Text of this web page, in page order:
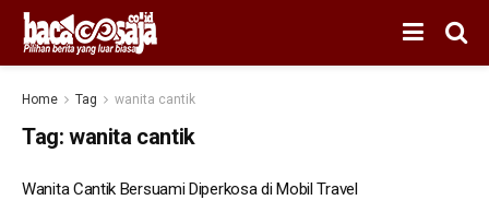
Home Tag wanita cantik
Tag: wanita cantik
Wanita Cantik Bersuami Diperkosa di Mobil Travel